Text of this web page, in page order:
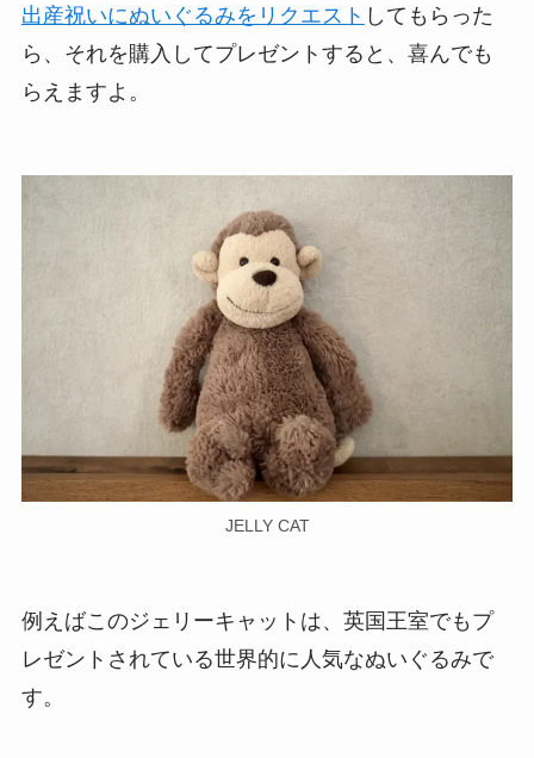
出産祝いにぬいぐるみをリクエスト してもらった
ら、それを購入してプレゼントすると、喜んでも
らえますよ。
JELLY CAT
例えばこのジェリーキャットは、英国王室でもプ
レゼントされている世界的に人気なぬいぐるみで
す。